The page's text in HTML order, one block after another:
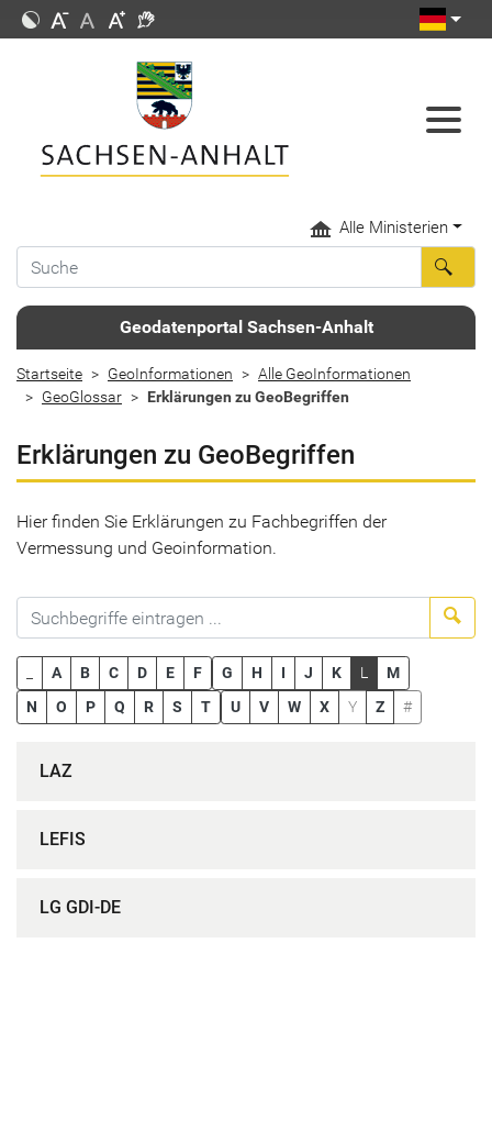
Alle Ministerien
Geodatenportal Sachsen-Anhalt
Startseite GeoInformationen
Alle GeoInformationen
GeoGlossar
Erklärungen zu GeoBegriffen
Erklärungen zu GeoBegriffen
Hier finden Sie Erklärungen zu Fachbegriffen der
Vermessung und Geoinformation.
A B C D E F G H I J K L
M
N
O P Q R S T U V W X Y Z #
LAZ
LEFIS
LG GDI-DE